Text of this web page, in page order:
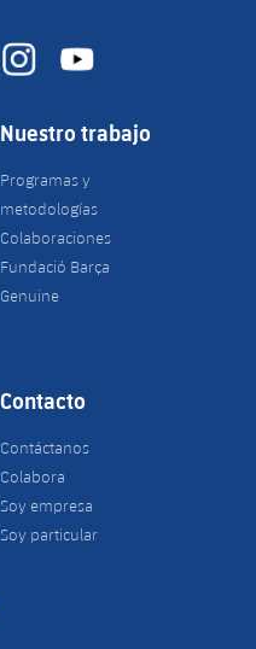
instagramyoutube
Nuestro trabajo
Programas y
metodologías
Colaboraciones
Fundació Barça
Genuine
Contacto
Contáctanos
Colabora
Soy empresa
Soy particular